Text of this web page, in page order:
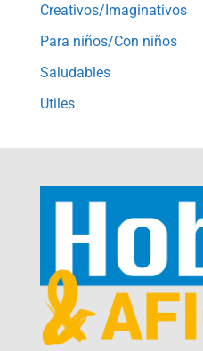
Creativos/Imaginativos
Para niños/Con niños
Saludables
Utiles